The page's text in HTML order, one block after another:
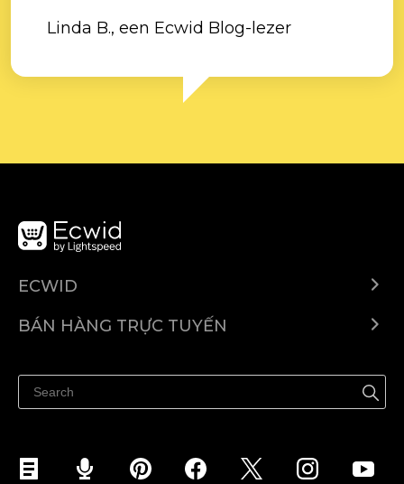
Linda B., een Ecwid Blog-lezer
ECWID
Trung tâm trợ giúp
BÁN HÀNG TRỰC TUYẾN
Quảng bá ở bất cứ đâu
Kiểm soát mọi thứ